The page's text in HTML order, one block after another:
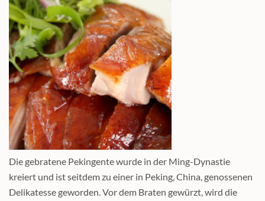
Die gebratene Pekingente wurde in der Ming-Dynastie
kreiert und ist seitdem zu einer in Peking, China, genossenen
Delikatesse geworden. Vor dem Braten gewürzt, wird die